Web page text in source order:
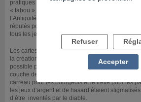
pratiques d’interrogation des oracles, ils
« tabou ». Fabriqués en ivoire ou en bois, ils
l’Antiquité et ce, jusqu’au Moyen-âge. Les
réputés pour « aimer les jeux », pourtant, la
tous les jeux publics et privés, sauf les jeux
Les cartes seraient apparues en France au
la création de nombreuses variantes de jeux,
possible par l’invention de l’imprimerie.
couche de la société : le pique pour la
carreau pour les bourgeois et le trèfle pour les
les jeux d’argent et de hasard étaient
d’être inventés par le diable.
Refuser
Accepter